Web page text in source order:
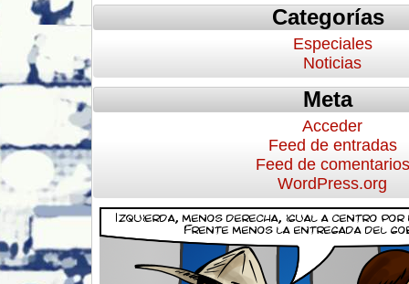
Categorías
Especiales
Noticias
Meta
Acceder
Feed de entradas
Feed de comentarios
WordPress.org